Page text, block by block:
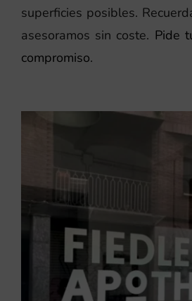
superficies posibles.
asesoramos sin coste. Pide
compromiso.